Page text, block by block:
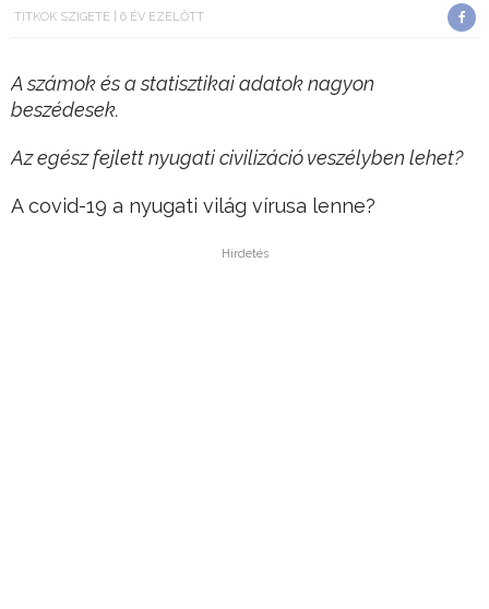
TITKOK SZIGETE 6 ÉV EZELŐTT
A számok és a statisztikai adatok nagyon
beszédesek.
Az egész fejlett nyugati civilizáció veszélyben lehet?
A covid-19 a nyugati világ vírusa lenne?
Hirdetés